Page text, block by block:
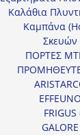
Καλάθια
Καμπάνα
Σκευών
ΠΟΡΤΕΣ
EFFEUNO
FRIGUS
GALORE